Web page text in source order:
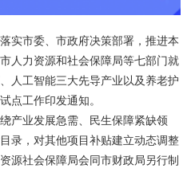
实市委、市政府决策部署，推进本
人力资源和社会保障局等七部门就
人工智能三大先导产业以及养老护
点工作印发通知。
产业发展急需、民生保障紧缺领
录，对其他项目补贴建立动态调整
源社会保障局会同市财政局另行制